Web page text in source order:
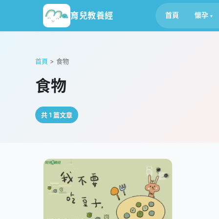
育兒教養經 首頁 懷孕
首頁 > 食物
食物
共 1 篇文章